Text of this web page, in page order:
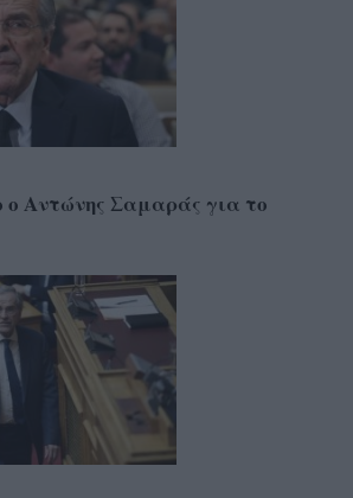
ο Αντώνης Σαμαράς για το